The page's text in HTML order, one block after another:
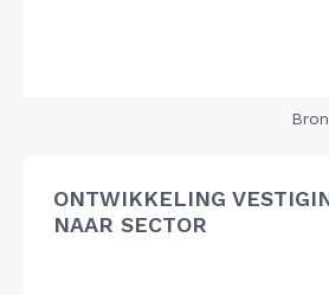
ONTWIKKELING
NAAR SECTOR